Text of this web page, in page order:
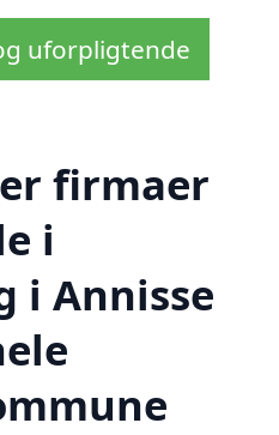
uforpligtende
firmaer
i
i Annisse